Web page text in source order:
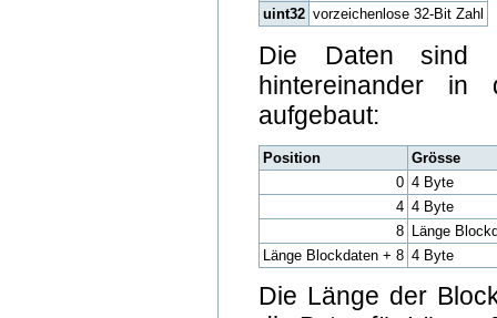
uint32 vorzeichenlose 32-Bit Zahl
Die Daten sind
hintereinander in
aufgebaut:
Position
Grösse
0 4 Byte
4 4 Byte
8 Länge
Länge Blockdaten + 8 4 Byte
Die Länge der